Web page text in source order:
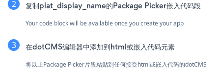
复制plat_display_name的Package Picker嵌入代码段
Your code block will be available once you create your app
在dotCMS编辑器中添加到html或嵌入代码元素
将以上Package Picker片段粘贴到任何接受html或嵌入代码的dotCMS